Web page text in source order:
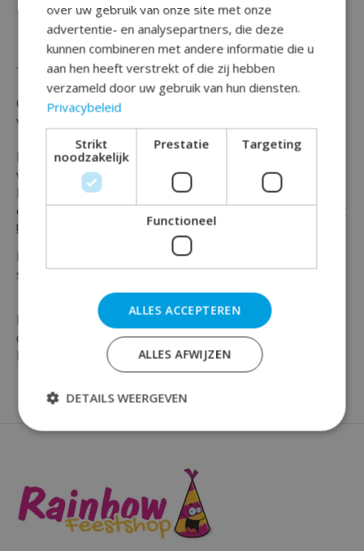
Beschrijving Reviews (0)
Groot liefhebber van paw patrol en binnenkort iets te
vieren ?
Denk dan aan deze leuke paw patrol uitnodigingen
voor je klasgenootjes, vriendjes en vriendinnetjes.
Deze uitnodigingen welke geleverd worden met
envelop zijn geschikt voor elke paw patrol kinderfeest
!
De uitnodigingen zijn van papier en zijn verpakt per 8
stuks.
Maak jouw feest compleet en bestel vandaag nog
deze leuke paw patrol uitnodigingen bij Rainbow
Feestshop!
over uw gebruik van onze site met onze
advertentie- en analysepartners, die deze
kunnen combineren met andere informatie die u
aan hen heeft verstrekt of die zij hebben
verzameld door uw gebruik van hun diensten.
Privacybeleid
Strikt
noodzakelijk
Prestatie Targeting
Functioneel
ALLES ACCEPTEREN
ALLES AFWIJZEN
DETAILS WEERGEVEN